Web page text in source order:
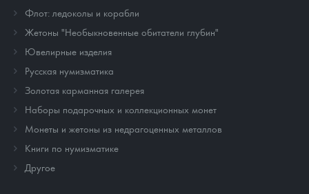
Флот: ледоколы и корабли
Жетоны "Необыкновенные обитатели глубин"
Ювелирные изделия
Русская нумизматика
Золотая карманная галерея
Наборы подарочных и коллекционных монет
Монеты и жетоны из недрагоценных металлов
Книги по нумизматике
Другое